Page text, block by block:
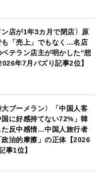
ン店が1年3カ月で閉店〉原
も「売上」でもなく…名店
ベテラン店主が明かした“想
年7月バズり記事2位】
大ブーメラン〉「中国人客
に好感持てない72%」韓
た反中感情…中国人旅行者
治的摩擦」の正体【2026
事1位】